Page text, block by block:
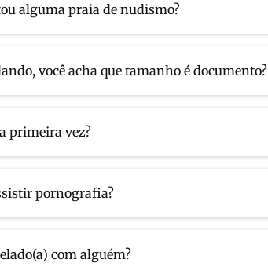
alguma praia de nudismo?
você acha que tamanho é documento?
primeira vez?
pornografia?
com alguém?